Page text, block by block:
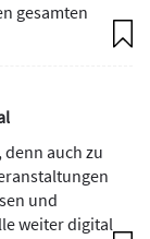
gesamten
auch zu
und
weiter digital